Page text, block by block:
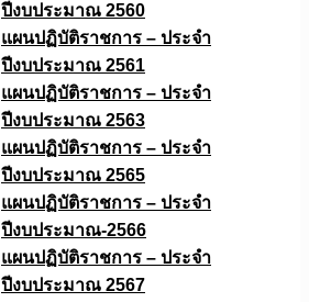
ปีงบประมาณ 2560
แผนปฏิบัติราชการ – ประจำ
ปีงบประมาณ 2561
แผนปฏิบัติราชการ – ประจำ
ปีงบประมาณ 2563
แผนปฏิบัติราชการ – ประจำ
ปีงบประมาณ 2565
แผนปฏิบัติราชการ – ประจำ
ปีงบประมาณ-2566
แผนปฏิบัติราชการ – ประจำ
ปีงบประมาณ 2567